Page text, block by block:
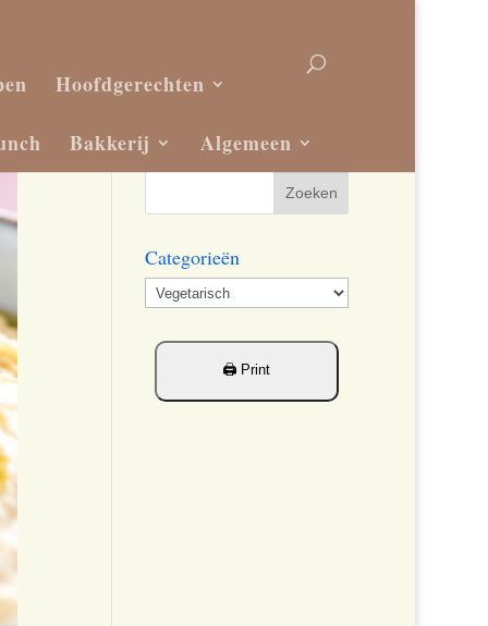
Hoofdgerechten
Bakkerij Algemeen
Categorieën
Categorieën